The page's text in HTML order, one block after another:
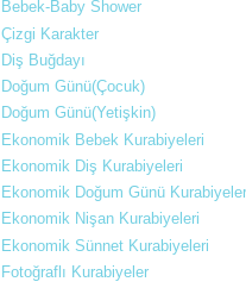
Bebek-Baby Shower
Çizgi Karakter
Diş Buğdayı
Doğum Günü(Çocuk)
Doğum Günü(Yetişkin)
Ekonomik Bebek Kurabiyeleri
Ekonomik Diş Kurabiyeleri
Ekonomik Doğum Günü
Ekonomik Nişan Kurabiyeleri
Ekonomik Sünnet Kurabiyeleri
Fotoğraflı Kurabiyeler